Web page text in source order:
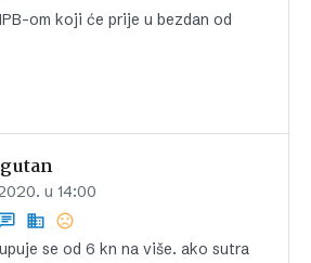
om koji će prije u bezdan od
u 14:00
se od 6 kn na više. ako sutra